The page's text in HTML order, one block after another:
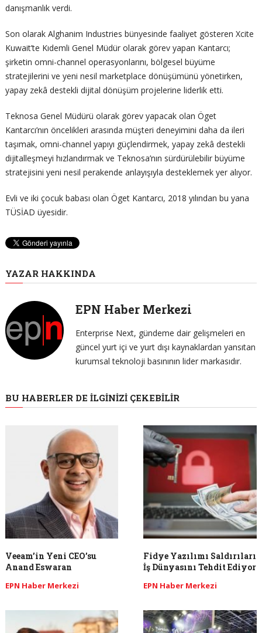
danışmanlık verdi.
Son olarak Alghanim Industries bünyesinde faaliyet gösteren Xcite
Kuwait’te Kıdemli Genel Müdür olarak görev yapan Kantarcı;
şirketin omni-channel operasyonlarını, bölgesel büyüme
stratejilerini ve yeni nesil marketplace dönüşümünü yönetirken,
yapay zekâ destekli dijital dönüşüm projelerine liderlik etti.
Teknosa Genel Müdürü olarak görev yapacak olan Öget
Kantarcı’nın öncelikleri arasında müşteri deneyimini daha da ileri
taşımak, omni-channel yapıyı güçlendirmek, yapay zekâ destekli
dijitalleşmeyi hızlandırmak ve Teknosa’nın sürdürülebilir büyüme
stratejisini yeni nesil perakende anlayışıyla desteklemek yer alıyor.
Evli ve iki çocuk babası olan Öget Kantarcı, 2018 yılından bu yana
TÜSİAD üyesidir.
YAZAR HAKKINDA
EPN Haber Merkezi
Enterprise Next, gündeme dair gelişmeleri en
güncel yurt içi ve yurt dışı kaynaklardan yansıtan
kurumsal teknoloji basınının lider markasıdır.
BU HABERLER DE İLGINIZI ÇEKEBILIR
Veeam’in Yeni CEO’su
Anand Eswaran
EPN Haber Merkezi
Fidye Yazılımı Saldırıları
İş Dünyasını Tehdit Ediyor
EPN Haber Merkezi